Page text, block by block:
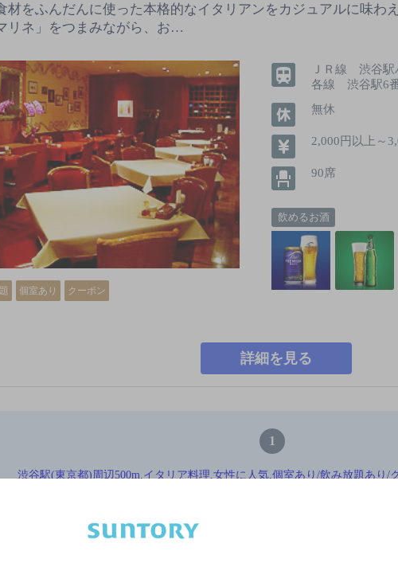
材をふんだんに使った本格的なイタリアンをカジュアルに味わ
リネ」をつまみながら、お…
個室あり クーポン
ＪＲ線 渋谷駅
各線 渋谷駅6
無休
2,000円以上～
90席
飲めるお酒
詳細を見る
1
渋谷駅(東京都)周辺500m,イタリア料理,女性に人気,個室あり/飲み放題あり/